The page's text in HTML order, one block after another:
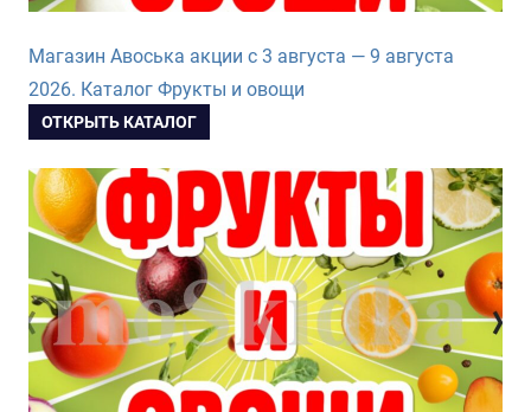
Магазин Авоська акции с 3 августа — 9 августа
2026. Каталог Фрукты и овощи
ОТКРЫТЬ КАТАЛОГ